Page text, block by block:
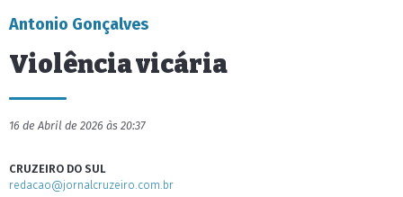
Antonio Gonçalves
Violência vicária
16 de Abril de 2026 às 20:37
CRUZEIRO DO SUL
redacao@jornalcruzeiro.com.br